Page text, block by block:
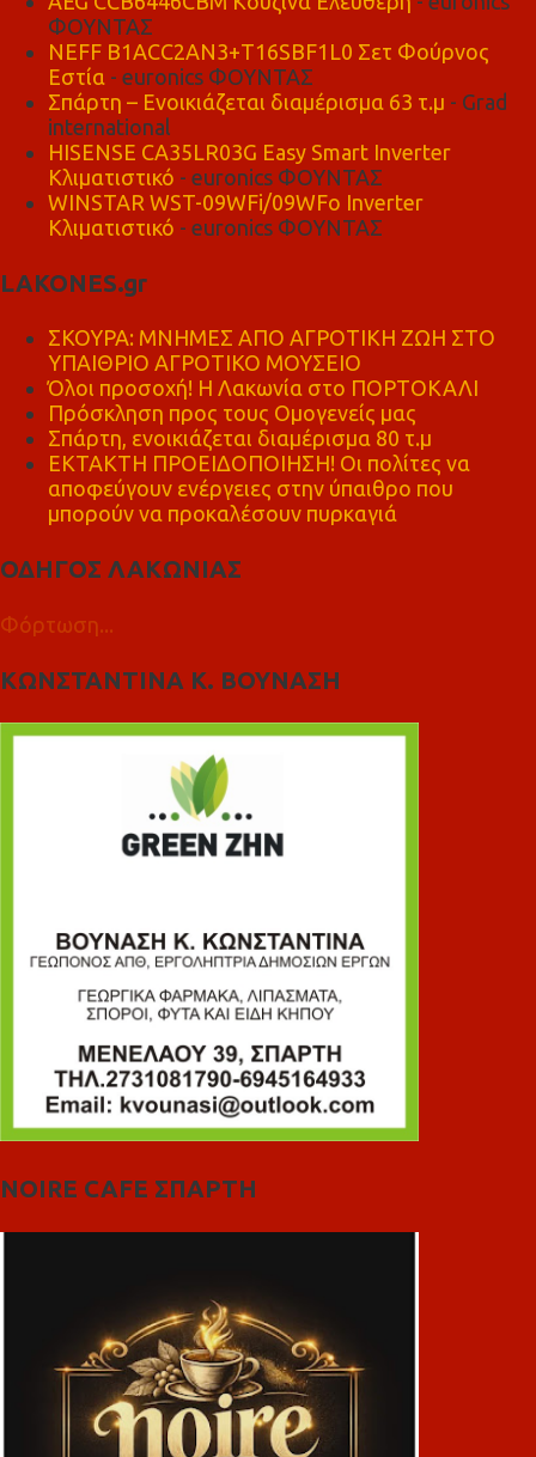
ΦΟΥΝΤΑΣ
NEFF B1ACC2AN3+T16SBF1L0 Σετ Φούρνος
Εστία - euronics ΦΟΥΝΤΑΣ
Σπάρτη – Ενοικιάζεται διαμέρισμα 63 τ.μ - Grad
international
HISENSE CA35LR03G Easy Smart Inverter
Κλιματιστικό - euronics ΦΟΥΝΤΑΣ
WINSTAR WST-09WFi/09WFo Inverter
Κλιματιστικό - euronics ΦΟΥΝΤΑΣ
LAKONES.gr
ΣΚΟΥΡΑ: ΜΝΗΜΕΣ ΑΠΟ ΑΓΡΟΤΙΚΗ ΖΩΗ ΣΤΟ
ΥΠΑΙΘΡΙΟ ΑΓΡΟΤΙΚΟ ΜΟΥΣΕΙΟ
Όλοι προσοχή! Η Λακωνία στο ΠΟΡΤΟΚΑΛΙ
Πρόσκληση προς τους Ομογενείς μας
Σπάρτη, ενοικιάζεται διαμέρισμα 80 τ.μ
ΕΚΤΑΚΤΗ ΠΡΟΕΙΔΟΠΟΙΗΣΗ! Οι πολίτες να
αποφεύγουν ενέργειες στην ύπαιθρο που
μπορούν να προκαλέσουν πυρκαγιά
ΟΔΗΓΟΣ ΛΑΚΩΝΙΑΣ
Φόρτωση...
ΚΩΝΣΤΑΝΤΙΝΑ Κ. ΒΟΥΝΑΣΗ
NOIRE CAFE ΣΠΑΡΤΗ